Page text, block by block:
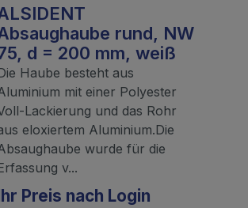
rund, NW
d = 200 mm, weiß
Haube besteht aus
mit einer Polyester
Lackierung und das Rohr
eloxiertem Aluminium.Die
wurde für die
v...
Preis nach Login